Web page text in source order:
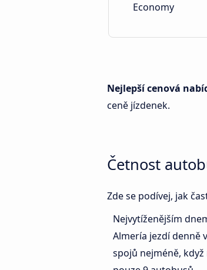
Economy
Nejlepší cenová
ceně jízdenek.
Četnost
Zde se podívej, jak
Nejvytíženějším
Almería jezdí denně
spojů nejméně, když